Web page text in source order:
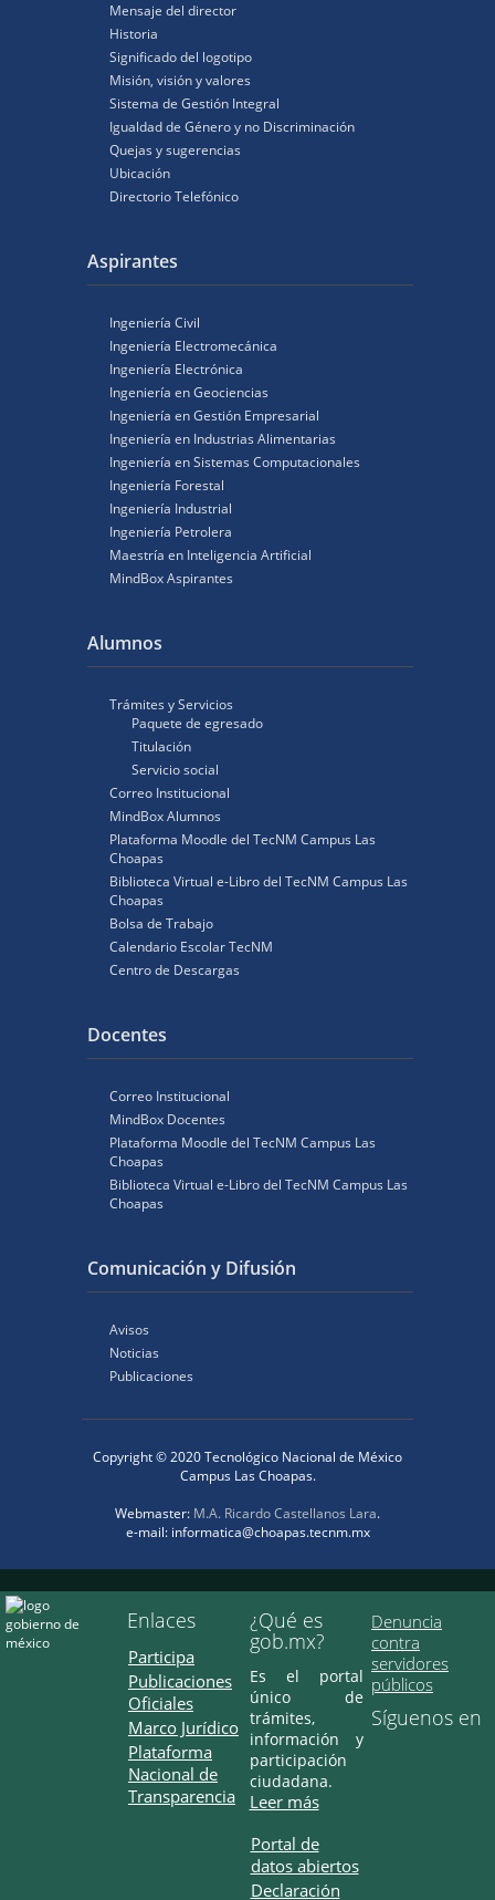
Mensaje del director
Historia
Significado del logotipo
Misión, visión y valores
Sistema de Gestión Integral
Igualdad de Género y no Discriminación
Quejas y sugerencias
Ubicación
Directorio Telefónico
Aspirantes
Ingeniería Civil
Ingeniería Electromecánica
Ingeniería Electrónica
Ingeniería en Geociencias
Ingeniería en Gestión Empresarial
Ingeniería en Industrias Alimentarias
Ingeniería en Sistemas Computacionales
Ingeniería Forestal
Ingeniería Industrial
Ingeniería Petrolera
Maestría en Inteligencia Artificial
MindBox Aspirantes
Alumnos
Trámites y Servicios
Paquete de egresado
Titulación
Servicio social
Correo Institucional
MindBox Alumnos
Plataforma Moodle del TecNM Campus Las
Choapas
Biblioteca Virtual e-Libro del TecNM Campus Las
Choapas
Bolsa de Trabajo
Calendario Escolar TecNM
Centro de Descargas
Docentes
Correo Institucional
MindBox Docentes
Plataforma Moodle del TecNM Campus Las
Choapas
Biblioteca Virtual e-Libro del TecNM Campus Las
Choapas
Comunicación y Difusión
Avisos
Noticias
Publicaciones
Copyright © 2020 Tecnológico Nacional de México
Campus Las Choapas.
Webmaster: M.A. Ricardo Castellanos Lara.
e-mail: informatica@choapas.tecnm.mx
Enlaces
Participa
Publicaciones
Oficiales
Marco Jurídico
Plataforma
Nacional de
Transparencia
¿Qué es
gob.mx?
Es el portal
único de
trámites,
información y
participación
ciudadana.
Leer más
Portal de
datos abiertos
Declaración
Denuncia
contra
servidores
públicos
Síguenos en